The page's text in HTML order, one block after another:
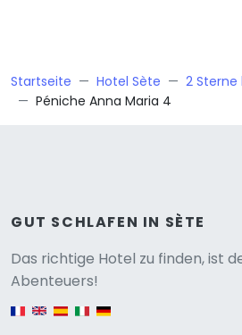
Startseite Hotel Sète
2
Péniche Anna Maria 4
GUT SCHLAFEN IN SÈTE
Das richtige Hotel zu finden, ist
Abenteuers!
English version